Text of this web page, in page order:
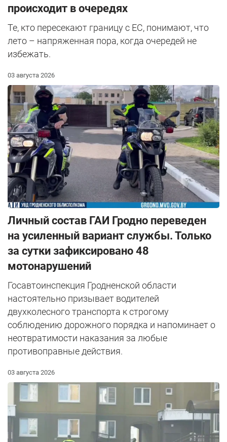
происходит в очередях
Те, кто пересекают границу с ЕС, понимают, что
лето – напряженная пора, когда очередей не
избежать.
03 августа 2026
Личный состав ГАИ Гродно переведен
на усиленный вариант службы. Только
за сутки зафиксировано 48
мотонарушений
Госавтоинспекция Гродненской области
настоятельно призывает водителей
двухколесного транспорта к строгому
соблюдению дорожного порядка и напоминает о
неотвратимости наказания за любые
противоправные действия.
03 августа 2026